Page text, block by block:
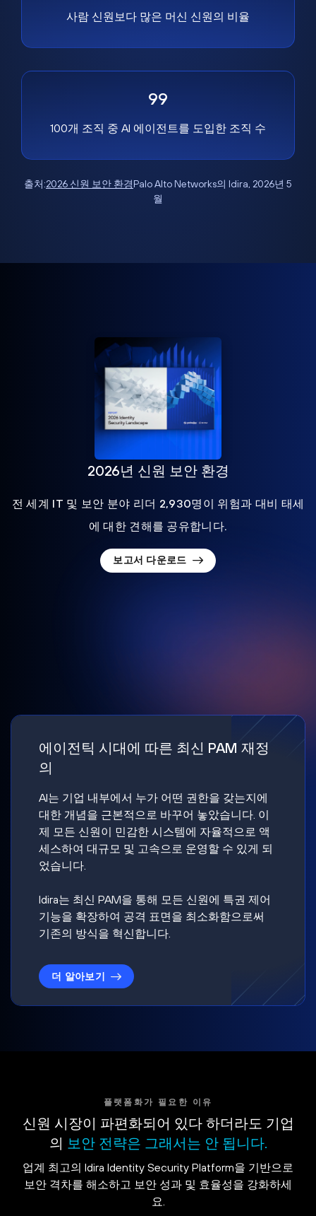
사람 신원보다 많은 머신 신원의 비율
99
100개 조직 중 AI 에이전트를 도입한 조직 수
출처:2026 신원 보안 환경Palo Alto Networks의 Idira, 2026년 5
월
2026년 신원 보안 환경
전 세계 IT 및 보안 분야 리더 2,930명이 위험과 대비 태세
에 대한 견해를 공유합니다.
보고서 다운로드
에이전틱 시대에 따른 최신 PAM 재정
의
AI는 기업 내부에서 누가 어떤 권한을 갖는지에
대한 개념을 근본적으로 바꾸어 놓았습니다. 이
제 모든 신원이 민감한 시스템에 자율적으로 액
세스하여 대규모 및 고속으로 운영할 수 있게 되
었습니다.
Idira는 최신 PAM을 통해 모든 신원에 특권 제어
기능을 확장하여 공격 표면을 최소화함으로써
기존의 방식을 혁신합니다.
더 알아보기
플랫폼화가 필요한 이유
신원 시장이 파편화되어 있다 하더라도 기업
의 보안 전략은 그래서는 안 됩니다.
업계 최고의 Idira Identity Security Platform을 기반으로
보안 격차를 해소하고 보안 성과 및 효율성을 강화하세
요.